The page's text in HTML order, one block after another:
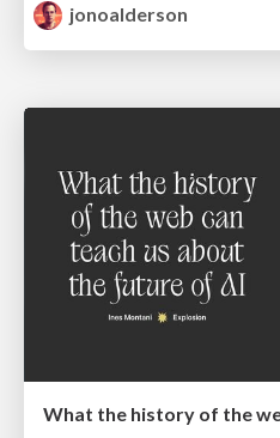
jonoalderson